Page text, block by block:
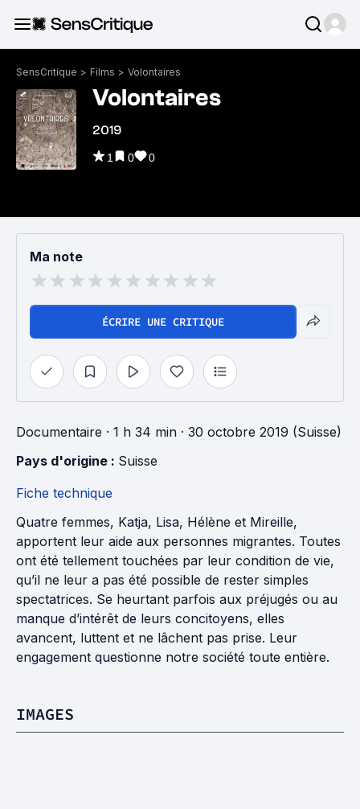
SensCritique > Films > Volontaires
Volontaires
2019
1 0 0
Ma note
ÉCRIRE UNE CRITIQUE
Documentaire · 1 h 34 min · 30 octobre 2019 (Suisse)
Pays d'origine : Suisse
Fiche technique
Quatre femmes, Katja, Lisa, Hélène et Mireille,
apportent leur aide aux personnes migrantes. Toutes
ont été tellement touchées par leur condition de vie,
qu’il ne leur a pas été possible de rester simples
spectatrices. Se heurtant parfois aux préjugés ou au
manque d’intérêt de leurs concitoyens, elles
avancent, luttent et ne lâchent pas prise. Leur
engagement questionne notre société toute entière.
IMAGES